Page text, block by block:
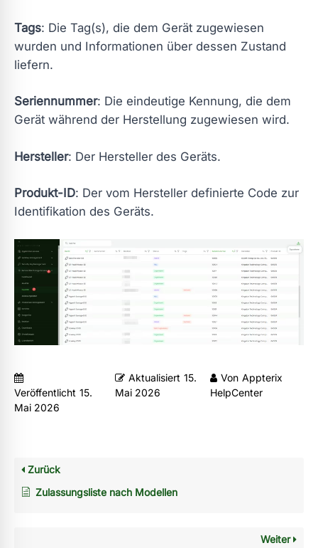
Tags: Die Tag(s), die dem Gerät zugewiesen
wurden und Informationen über dessen Zustand
liefern.
Seriennummer: Die eindeutige Kennung, die dem
Gerät während der Herstellung zugewiesen wird.
Hersteller: Der Hersteller des Geräts.
Produkt-ID: Der vom Hersteller definierte Code zur
Identifikation des Geräts.
Veröffentlicht 15.
Mai 2026
Aktualisiert 15.
Mai 2026
Von Appterix
HelpCenter
Zurück
Zulassungsliste nach Modellen
Weiter